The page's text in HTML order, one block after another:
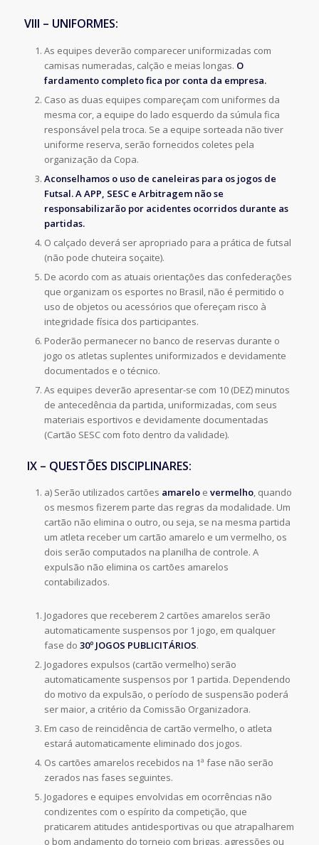
VIII – UNIFORMES:
As equipes deverão comparecer uniformizadas com
camisas numeradas, calção e meias longas. O
fardamento completo fica por conta da empresa.
Caso as duas equipes compareçam com uniformes da
mesma cor, a equipe do lado esquerdo da súmula fica
responsável pela troca. Se a equipe sorteada não tiver
uniforme reserva, serão fornecidos coletes pela
organização da Copa.
Aconselhamos o uso de caneleiras para os jogos de
Futsal. A APP, SESC e Arbitragem não se
responsabilizarão por acidentes ocorridos durante as
partidas.
O calçado deverá ser apropriado para a prática de futsal
(não pode chuteira soçaite).
De acordo com as atuais orientações das confederações
que organizam os esportes no Brasil, não é permitido o
uso de objetos ou acessórios que ofereçam risco à
integridade física dos participantes.
Poderão permanecer no banco de reservas durante o
jogo os atletas suplentes uniformizados e devidamente
documentados e o técnico.
As equipes deverão apresentar-se com 10 (DEZ) minutos
de antecedência da partida, uniformizadas, com seus
materiais esportivos e devidamente documentadas
(Cartão SESC com foto dentro da validade).
IX – QUESTÕES DISCIPLINARES:
a) Serão utilizados cartões amareloe vermelho, quando
os mesmos fizerem parte das regras da modalidade. Um
cartão não elimina o outro, ou seja, se na mesma partida
um atleta receber um cartão amarelo e um vermelho, os
dois serão computados na planilha de controle. A
expulsão não elimina os cartões amarelos
contabilizados.
Jogadores que receberem 2 cartões amarelos serão
automaticamente suspensos por 1 jogo, em qualquer
fase do 30º JOGOS PUBLICITÁRIOS.
Jogadores expulsos (cartão vermelho) serão
automaticamente suspensos por 1 partida. Dependendo
do motivo da expulsão, o período de suspensão poderá
ser maior, a critério da Comissão Organizadora.
Em caso de reincidência de cartão vermelho, o atleta
estará automaticamente eliminado dos jogos.
Os cartões amarelos recebidos na 1ª fase não serão
zerados nas fases seguintes.
Jogadores e equipes envolvidas em ocorrências não
condizentes com o espírito da competição, que
praticarem atitudes antidesportivas ou que atrapalharem
o bom andamento do torneio com brigas, agressões ou